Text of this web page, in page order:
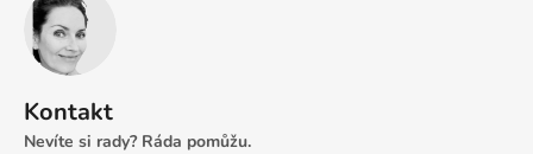
Kontakt
Nevíte si rady? Ráda pomůžu.